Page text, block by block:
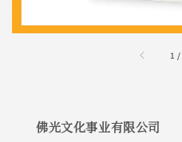
1 /
佛光文化事业有限公司